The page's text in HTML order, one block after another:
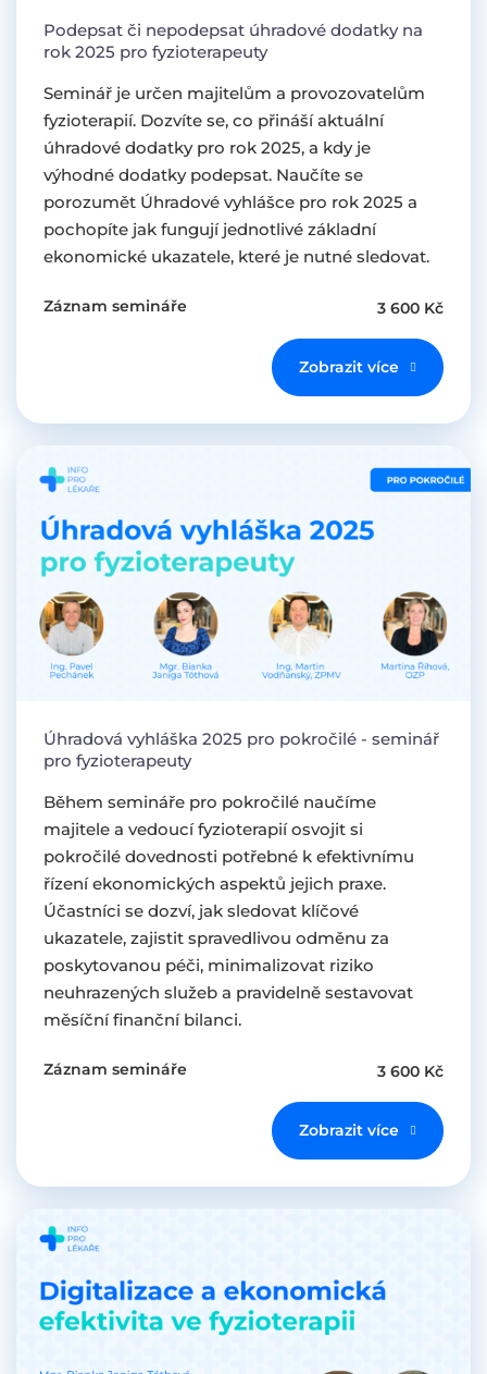
Podepsat či nepodepsat úhradové dodatky na
rok 2025 pro fyzioterapeuty
Seminář je určen majitelům a provozovatelům
fyzioterapií. Dozvíte se, co přináší aktuální
úhradové dodatky pro rok 2025, a kdy je
výhodné dodatky podepsat. Naučíte se
porozumět Úhradové vyhlášce pro rok 2025 a
pochopíte jak fungují jednotlivé základní
ekonomické ukazatele, které je nutné sledovat.
Záznam semináře 3 600 Kč
Zobrazit více
Úhradová vyhláška 2025 pro pokročilé - seminář
pro fyzioterapeuty
Během semináře pro pokročilé naučíme
majitele a vedoucí fyzioterapií osvojit si
pokročilé dovednosti potřebné k efektivnímu
řízení ekonomických aspektů jejich praxe.
Účastníci se dozví, jak sledovat klíčové
ukazatele, zajistit spravedlivou odměnu za
poskytovanou péči, minimalizovat riziko
neuhrazených služeb a pravidelně sestavovat
měsíční finanční bilanci.
Záznam semináře 3 600 Kč
Zobrazit více